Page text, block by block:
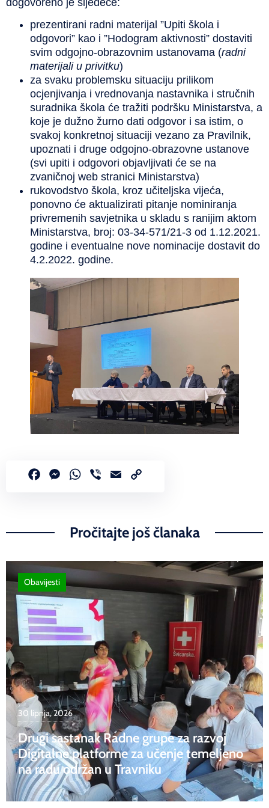
prezentirani radni materijal ”Upiti škola i
odgovori” kao i ”Hodogram aktivnosti” dostaviti
svim odgojno-obrazovnim ustanovama (radni
materijali u privitku)
za svaku problemsku situaciju prilikom
ocjenjivanja i vrednovanja nastavnika i stručnih
suradnika škola će tražiti podršku Ministarstva, a
koje je dužno žurno dati odgovor i sa istim, o
svakoj konkretnoj situaciji vezano za Pravilnik,
upoznati i druge odgojno-obrazovne ustanove
(svi upiti i odgovori objavljivati će se na
zvaničnoj web stranici Ministarstva)
rukovodstvo škola, kroz učiteljska vijeća,
ponovno će aktualizirati pitanje nominiranja
privremenih savjetnika u skladu s ranijim aktom
Ministarstva, broj: 03-34-571/21-3 od 1.12.2021.
godine i eventualne nove nominacije dostavit do
4.2.2022. godine.
FacebookMessenger
WhatsApp
Viber Email
Pročitajte još članaka
30 lipnja, 2026
Drugi sastanak Radne grupe za razvoj
Digitalne platforme za učenje temeljeno
na radu održan u Travniku
Obavijesti